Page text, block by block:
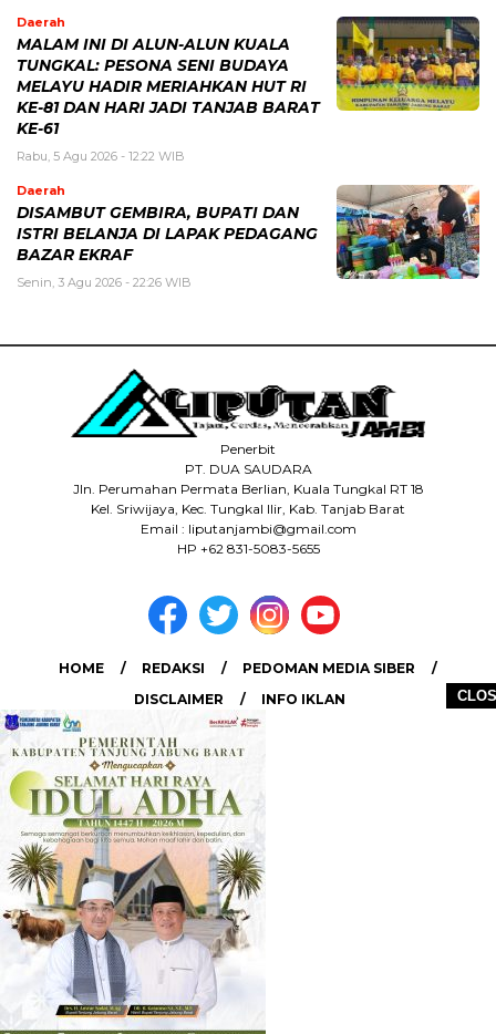
Daerah
MALAM INI DI ALUN-ALUN KUALA
TUNGKAL: PESONA SENI BUDAYA
MELAYU HADIR MERIAHKAN HUT RI
KE-81 DAN HARI JADI TANJAB BARAT
KE-61
Rabu, 5 Agu 2026 - 12:22 WIB
Daerah
DISAMBUT GEMBIRA, BUPATI DAN
ISTRI BELANJA DI LAPAK PEDAGANG
BAZAR EKRAF
Senin, 3 Agu 2026 - 22:26 WIB
Penerbit
PT. DUA SAUDARA
Jln. Perumahan Permata Berlian, Kuala Tungkal RT 18
Kel. Sriwijaya, Kec. Tungkal Ilir, Kab. Tanjab Barat
Email : liputanjambi@gmail.com
HP +62 831-5083-5655
HOME REDAKSI
PEDOMAN MEDIA SIBER
DISCLAIMER
INFO IKLAN
COPYRIGHT © 2026 LIPUTANJAMBI.ID - ALL RIGHTS RESERVED